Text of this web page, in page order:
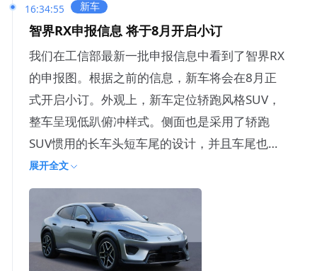
16:34:55 新车
智界RX申报信息 将于8月开启小订
我们在工信部最新一批申报信息中看到了智界RX
的申报图。根据之前的信息，新车将会在8月正
式开启小订。外观上，新车定位轿跑风格SUV，
整车呈现低趴俯冲样式。侧面也是采用了轿跑
SUV惯用的长车头短车尾的设计，并且车尾也配
有鸭舌尾翼，配合全车1
展开全文